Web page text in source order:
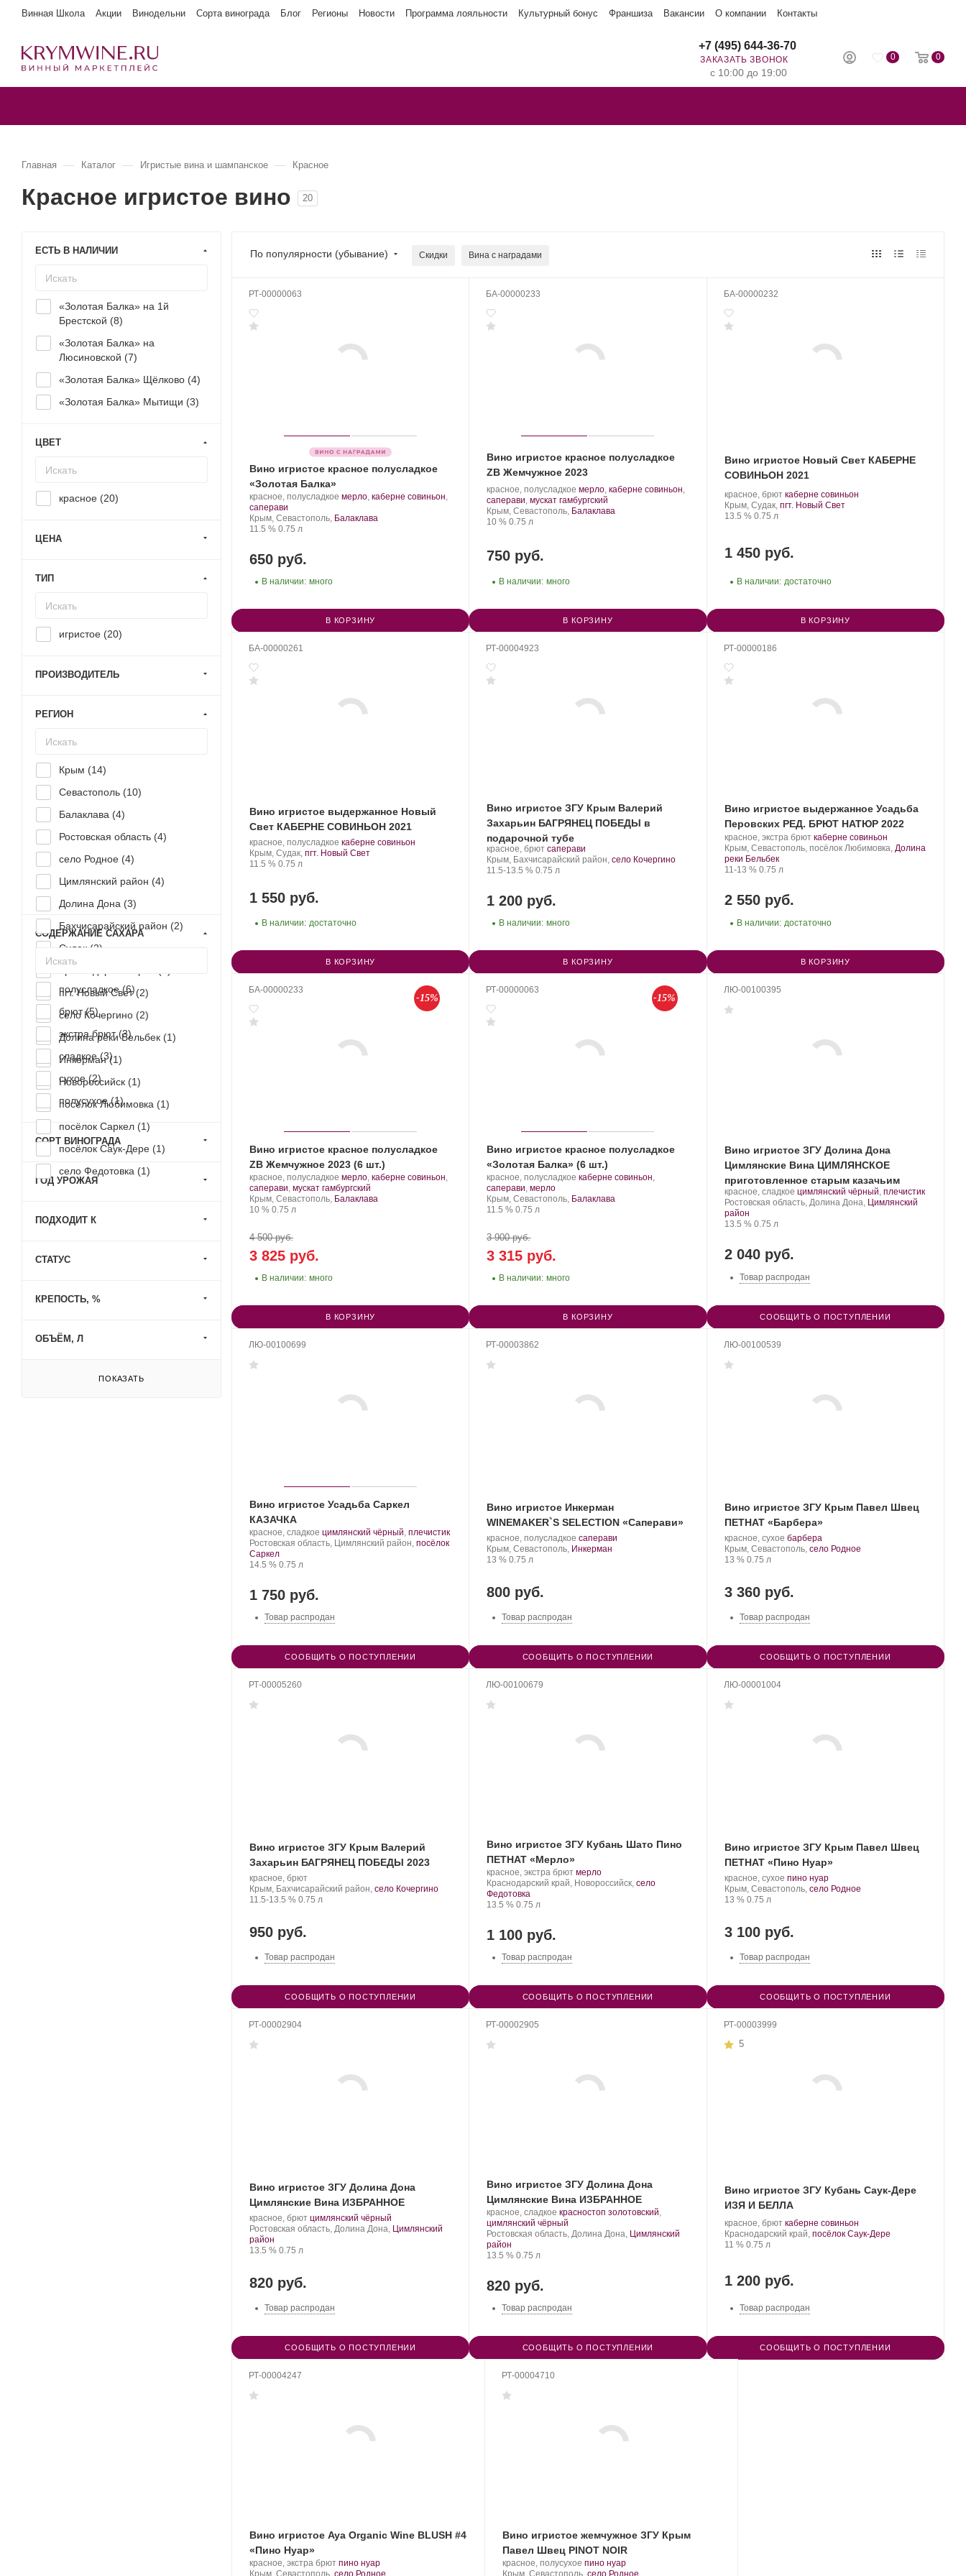
Винная Школа Акции Винодельни Сорта винограда Блог Регионы Новости Программа лояльности Культурный бонус Франшиза Вакансии О компании Контакты
0 0
+7 (495) 644-36-70
ЗАКАЗАТЬ ЗВОНОК
с 10:00 до 19:00
Главная — Каталог — Игристые вина и шампанское — Красное
Красное игристое вино 20
По популярности (убывание) Скидки Вина с наградами
РТ-00000063
Вино игристое красное полусладкое
«Золотая Балка»
Производитель:
Золотая
Балка.
красное, полусладкое .
винограда:
мерло, каберне совиньон,
саперави
Регион:
Крым, Севастополь, Балаклава
Крепость
11.5 %. Объем
0.75 л
650 руб.
В наличии: много
В КОРЗИНУ
БА-00000233
Вино игристое красное полусладкое
ZB Жемчужное 2023
Производитель:
Золотая
Балка.
красное, полусладкое .
Сорт
винограда:
мерло ,каберне совиньон
саперави ,мускат гамбургский
Регион:
Крым, Севастополь, Балаклава
Крепость
10 %. Объем
0.75 л
750 руб.
В наличии: много
В КОРЗИНУ
БА-00000232
Вино игристое Новый Свет КАБЕРНЕ
СОВИНЬОН 2021
Производитель:
Новый
Свет.
красное, брют .
Сорт
каберне совиньон.
Регион:
Крым, Судак, пгт. Новый Свет
Крепость
13.5 %. Объем
0.75 л
1 450 руб.
В наличии: достаточно
В КОРЗИНУ
БА-00000261
Вино игристое выдержанное Новый
Свет КАБЕРНЕ СОВИНЬОН 2021
Производитель:
Новый
Свет.
красное, полусладкое .
Сорт
каберне совиньон
Регион:
Крым, Судак, пгт. Новый Свет
Крепость
11.5 %. Объем
0.75 л
1 550 руб.
В наличии: достаточно
В КОРЗИНУ
РТ-00004923
Вино игристое ЗГУ Крым Валерий
Захарьин БАГРЯНЕЦ ПОБЕДЫ в
подарочной тубе
Производитель:
Валерий
Захарьин.
красное, брют .
Сорт
винограда:
саперави
Регион:
Крым, Бахчисарайский район,село Кочергино
Крепость
11.5-13.5 %. Объем
0.75 л
1 200 руб.
В наличии: много
В КОРЗИНУ
РТ-00000186
Вино игристое выдержанное Усадьба
Перовских РЕД. БРЮТ НАТЮР 2022
Производитель:
Усадьба
Перовских.
красное, экстра брют .
Сорт
каберне совиньон.
Регион:
Крым, Севастополь, посёлок Любимовка, Долина
реки Бельбек
Крепость
11-13 %. Объем
0.75 л
2 550 руб.
В наличии: достаточно
В КОРЗИНУ
БА-00000233
-15%
Вино игристое красное полусладкое
ZB Жемчужное 2023 (6 шт.)
Производитель:
Золотая
Балка.
красное, полусладкое .
Сорт
винограда:
мерло, каберне совиньон,
саперави, мускат гамбургский
Регион:
Крым, Севастополь, Балаклава
Крепость
10 %. Объем
0.75 л
3 825 руб.
4 500 руб.
В наличии: много
В КОРЗИНУ
РТ-00000063
-15%
Вино игристое красное полусладкое
«Золотая Балка» (6 шт.)
Производитель:
Золотая
Балка.
красное, полусладкое .
винограда:
каберне совиньон,
саперави,мерло.
Регион:
Крым, Севастополь, Балаклава
Крепость
11.5 %. Объем
0.75 л
3 315 руб.
3 900 руб.
В наличии: много
В КОРЗИНУ
ЛЮ-00100395
Вино игристое ЗГУ Долина Дона
Цимлянские Вина ЦИМЛЯНСКОЕ
приготовленное старым казачьим
способом
Производитель:
Цимлянские
Вина.
красное, сладкое .
Сорт
цимлянский чёрный плечистик.
Регион:
Ростовская область, Долина Дона, Цимлянский
район
Крепость
13.5 %. Объем
0.75 л
2 040 руб.
Товар распродан
СООБЩИТЬ О ПОСТУПЛЕНИИ
ЛЮ-00100699
Вино игристое Усадьба Саркел
КАЗАЧКА
Производитель:
Усадьба
Саркел.
красное, сладкое .
Сорт
цимлянский чёрный, плечистик.
Регион:
Ростовская область, Цимлянский район, посёлок
Саркел
Крепость
14.5 %. Объем
0.75 л
1 750 руб.
Товар распродан
СООБЩИТЬ О ПОСТУПЛЕНИИ
РТ-00003862
Вино игристое Инкерман
WINEMAKER`S SELECTION «Саперави»
Производитель:
Инкерман.
красное, полусладкое .
Сорт
саперави
Регион:
Крым, Севастополь, Инкерман
Крепость
13 %. Объем
0.75 л
800 руб.
Товар распродан
СООБЩИТЬ О ПОСТУПЛЕНИИ
ЛЮ-00100539
Вино игристое ЗГУ Крым Павел Швец
ПЕТНАТ «Барбера»
Производитель:
UPPA
WINERY.
красное, сухое .
Сорт
барбера.
Регион:
Крым, Севастополь, село Родное
Крепость
13 %. Объем
0.75 л
3 360 руб.
Товар распродан
СООБЩИТЬ О ПОСТУПЛЕНИИ
РТ-00005260
Вино игристое ЗГУ Крым Валерий
Захарьин БАГРЯНЕЦ ПОБЕДЫ 2023
Производитель:
Валерий
Захарьин.
красное, брют.
Регион:
Крым, Бахчисарайский район, село Кочергино
Крепость
11.5-13.5 %. Объем
0.75 л
950 руб.
Товар распродан
СООБЩИТЬ О ПОСТУПЛЕНИИ
ЛЮ-00100679
Вино игристое ЗГУ Кубань Шато Пино
ПЕТНАТ «Мерло»
Производитель:
Шато
Пино.
красное, экстра брют .
Сорт
мерло.
Регион:
Краснодарский край, Новороссийск,село
Федотовка
Крепость
13.5 %. Объем
0.75 л
1 100 руб.
Товар распродан
СООБЩИТЬ О ПОСТУПЛЕНИИ
ЛЮ-00001004
Вино игристое ЗГУ Крым Павел Швец
ПЕТНАТ «Пино Нуар»
Производитель:
UPPA
WINERY.
красное, сухое .
Сорт
пино нуар.
Регион:
Крым, Севастополь, село Родное
Крепость
13 %. Объем
0.75 л
3 100 руб.
Товар распродан
СООБЩИТЬ О ПОСТУПЛЕНИИ
РТ-00002904
Вино игристое ЗГУ Долина Дона
Цимлянские Вина ИЗБРАННОЕ
Производитель:
Цимлянские
Вина.
красное, брют .
Сорт
цимлянский чёрный
Регион:
Ростовская область, Долина Дона, Цимлянский
район
Крепость
13.5 %. Объем
0.75 л
820 руб.
Товар распродан
СООБЩИТЬ О ПОСТУПЛЕНИИ
РТ-00002905
Вино игристое ЗГУ Долина Дона
Цимлянские Вина ИЗБРАННОЕ
Производитель:
Цимлянские
Вина.
красное, сладкое .
Сорт
винограда:
красностоп золотовский,
цимлянский чёрный
Регион:
Ростовская область, Долина Дона, Цимлянский
район
Крепость
13.5 %. Объем
0.75 л
820 руб.
Товар распродан
СООБЩИТЬ О ПОСТУПЛЕНИИ
РТ-00003999
5
Вино игристое ЗГУ Кубань Саук-Дере
ИЗЯ И БЕЛЛА
Производитель:
Саук-
Дере.
красное, брют .
Сорт
каберне совиньон.
Регион:
Краснодарский край, посёлок Саук-Дере
Крепость
11 %. Объем
0.75 л
1 200 руб.
Товар распродан
СООБЩИТЬ О ПОСТУПЛЕНИИ
РТ-00004247
Вино игристое Aya Organic Wine BLUSH #4
«Пино Нуар»
Производитель:
Aya
красное, экстра брют .
Сорт
пино нуар.
Регион:
Крым, Севастополь, село Родное
РТ-00004710
Вино игристое жемчужное ЗГУ Крым
Павел Швец PINOT NOIR
Производитель:
UPPA
красное, полусухое .
Сорт
пино нуар.
Регион:
Крым, Севастополь, село Родное
ЕСТЬ В НАЛИЧИИ
«Золотая Балка» на 1й
Брестской (8)
«Золотая Балка» на
Люсиновской (7)
«Золотая Балка» Щёлково (4)
«Золотая Балка» Мытищи (3)
ЦВЕТ
красное (20)
ЦЕНА
ТИП
игристое (20)
ПРОИЗВОДИТЕЛЬ
РЕГИОН
Крым (14)
Севастополь (10)
Балаклава (4)
Ростовская область (4)
село Родное (4)
Цимлянский район (4)
Долина Дона (3)
Бахчисарайский район (2)
Судак (2)
пгт. Новый Свет (2)
село Кочергино (2)
Долина реки Бельбек (1)
Инкерман (1)
Новороссийск (1)
посёлок Любимовка (1)
посёлок Саркел (1)
посёлок Саук-Дере (1)
село Федотовка (1)
СОДЕРЖАНИЕ САХАРА
полусладкое (6)
брют (5)
экстра брют (3)
сладкое (3)
сухое (2)
полусухое (1)
СОРТ ВИНОГРАДА
ГОД УРОЖАЯ
ПОДХОДИТ К
СТАТУС
КРЕПОСТЬ, %
ОБЪЁМ, Л
ПОКАЗАТЬ